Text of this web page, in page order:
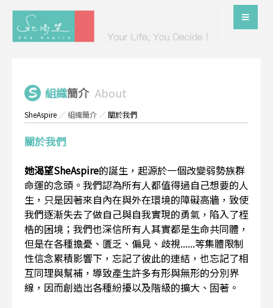
組織簡介 About
SheAspire ／組織簡介 ／關於我們
關於我們
她渴望SheAspire的誕生，起源於一個改變弱勢族群
命運的念頭。我們認為所有人都值得過自己想要的人
生，只是因著來自內在與外在環境的障礙高牆，致使
我們逐漸失去了做自己與自我實現的勇氣，陷入了桎
梏的困境；我們也深信所有人其實都是生命共同體，
但是在各種擔憂、匱乏、偏見、歧視......等集體限制
性信念累積影響下，忘記了彼此的連結，也忘記了相
互同理與幫補，導致產生許多有形與無形的分別界
線，因而創造出各種紛擾以及階級的擴大、固著。